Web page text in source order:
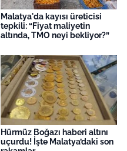
Malatya'da kayısı üreticisi
tepkili: “Fiyat maliyetin
altında, TMO neyi bekliyor?”
Hürmüz Boğazı haberi altını
uçurdu! İşte Malatya’daki son